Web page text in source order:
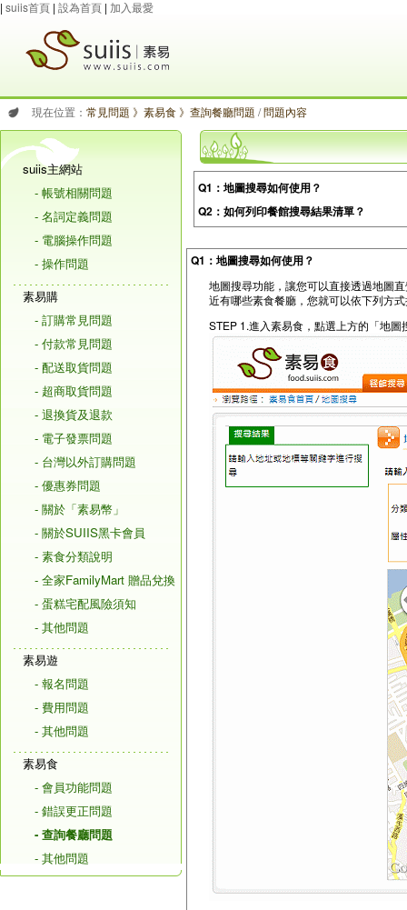
| suiis首頁 | 設為首頁 | 加入最愛
現在位置： 常見問題 》素易食 》查詢餐廳問題 /問題內容
suiis主網站
- 帳號相關問題
- 名詞定義問題
- 電腦操作問題
- 操作問題
素易購
- 訂購常見問題
- 付款常見問題
- 配送取貨問題
- 超商取貨問題
- 退換貨及退款
- 電子發票問題
- 台灣以外訂購問題
- 優惠券問題
- 關於「素易幣」
- 關於SUIIS黑卡會員
- 素食分類說明
- 全家FamilyMart 贈品兌換
- 蛋糕宅配風險須知
- 其他問題
素易遊
- 報名問題
- 費用問題
- 其他問題
素易食
- 會員功能問題
- 錯誤更正問題
- 查詢餐廳問題
- 其他問題
Q1：地圖搜尋如何使用？
Q2：如何列印餐館搜尋結果清單？
Q1：地圖搜尋如何使用？
地圖搜尋功能，讓您可以直接透過地圖
近有哪些素食餐廳，您就可以依下列方
STEP 1.進入素易食，點選上方的「地圖